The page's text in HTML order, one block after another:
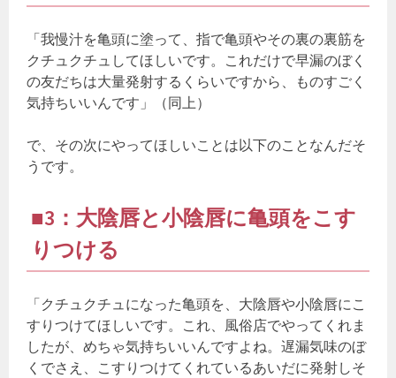
「我慢汁を亀頭に塗って、指で亀頭やその裏の裏筋を
クチュクチュしてほしいです。これだけで早漏のぼく
の友だちは大量発射するくらいですから、ものすごく
気持ちいいんです」（同上）
で、その次にやってほしいことは以下のことなんだそ
うです。
■3：大陰唇と小陰唇に亀頭をこす
りつける
「クチュクチュになった亀頭を、大陰唇や小陰唇にこ
すりつけてほしいです。これ、風俗店でやってくれま
したが、めちゃ気持ちいいんですよね。遅漏気味のぼ
くでさえ、こすりつけてくれているあいだに発射しそ